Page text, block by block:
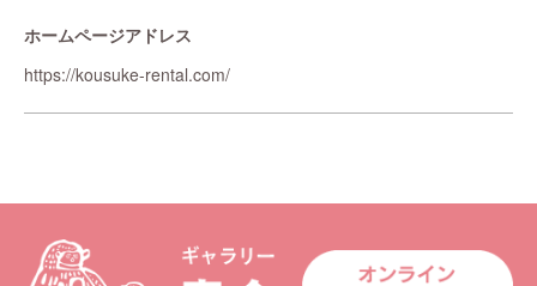
ホームページアドレス
https://kousuke-rental.com/